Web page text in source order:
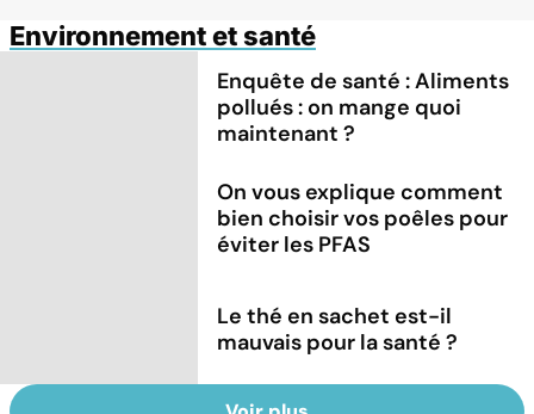
Environnement et santé
Enquête de santé : Aliments
pollués : on mange quoi
maintenant ?
On vous explique comment
bien choisir vos poêles pour
éviter les PFAS
Le thé en sachet est-il
mauvais pour la santé ?